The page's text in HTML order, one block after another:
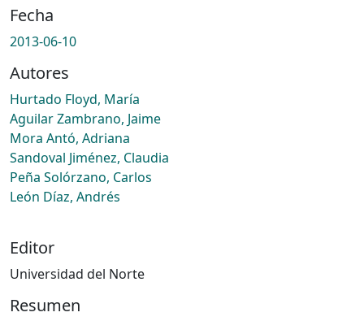
Fecha
2013-06-10
Autores
Hurtado Floyd, María
Aguilar Zambrano, Jaime
Mora Antó, Adriana
Sandoval Jiménez, Claudia
Peña Solórzano, Carlos
León Díaz, Andrés
Editor
Universidad del Norte
Resumen